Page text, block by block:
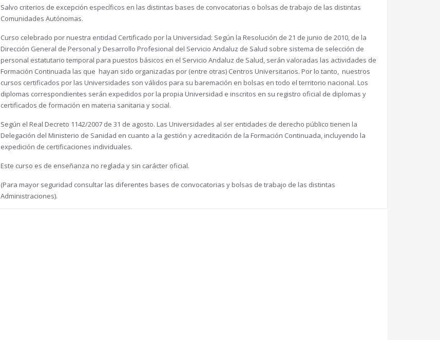
Salvo criterios de excepción específicos en las distintas bases de convocatorias o bolsas de trabajo de las distintas
Comunidades Autónomas.
Curso celebrado por nuestra entidad Certificado por la Universidad: Según la Resolución de 21 de junio de 2010, de la
Dirección General de Personal y Desarrollo Profesional del Servicio Andaluz de Salud sobre sistema de selección de
personal estatutario temporal para puestos básicos en el Servicio Andaluz de Salud, serán valoradas las actividades de
Formación Continuada las que hayan sido organizadas por (entre otras) Centros Universitarios. Por lo tanto, nuestros
cursos certificados por las Universidades son válidos para su baremación en bolsas en todo el territorio nacional. Los
diplomas correspondientes serán expedidos por la propia Universidad e inscritos en su registro oficial de diplomas y
certificados de formación en materia sanitaria y social.
Según el Real Decreto 1142/2007 de 31 de agosto. Las Universidades al ser entidades de derecho público tienen la
Delegación del Ministerio de Sanidad en cuanto a la gestión y acreditación de la Formación Continuada, incluyendo la
expedición de certificaciones individuales.
Este curso es de enseñanza no reglada y sin carácter oficial.
(Para mayor seguridad consultar las diferentes bases de convocatorias y bolsas de trabajo de las distintas
Administraciones).